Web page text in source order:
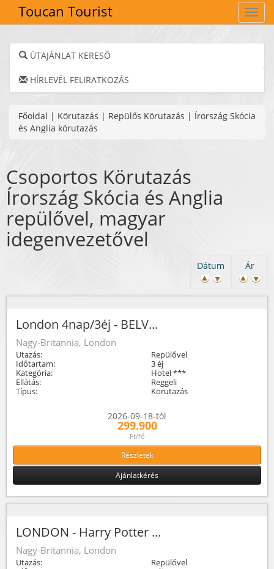
Toucan Tourist
ÚTAJÁNLAT KERESŐ
HÍRLEVÉL FELIRATKOZÁS
Főoldal | Körutazás | Repülős Körutazás | Írország Skócia
és Anglia körutazás
Csoportos Körutazás
Írország Skócia és Anglia
repülővel, magyar
idegenvezetővel
Ár
Dátum
London 4nap/3éj - BELV...
Nagy-Britannia, London
Utazás:
Repülővel
Időtartam:
3 éj
Kategória:
Hotel ***
Ellátás:
Reggeli
Típus:
Körutazás
2026-09-18-tól
299.900
Ft/fő
Részletek
Ajánlatkérés
LONDON - Harry Potter ...
Nagy-Britannia, London
Utazás:
Repülővel